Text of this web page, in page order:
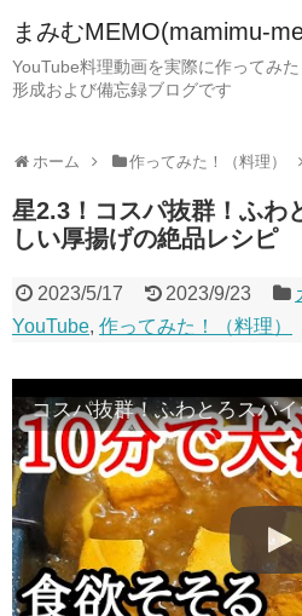
まみむMEMO(mamimu-
YouTube料理動画を実際に作ってみ
形成および備忘録ブログです
ホーム 作ってみた！（料理）
星2.3！コスパ抜群！ふわ
しい厚揚げの絶品レシピ
2023/5/17 2023/9/23
YouTube, 作ってみた！（料理）